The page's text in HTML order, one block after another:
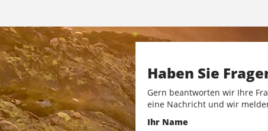
Haben Sie
Gern beantworten wir Ihre
eine Nachricht und wir
Ihr Name